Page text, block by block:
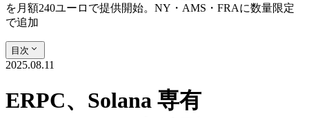
を月額240ユーロで提供開始。NY・AMS・FRAに数量限定
で追加
目次
2025.08.11
ERPC、Solana 専有